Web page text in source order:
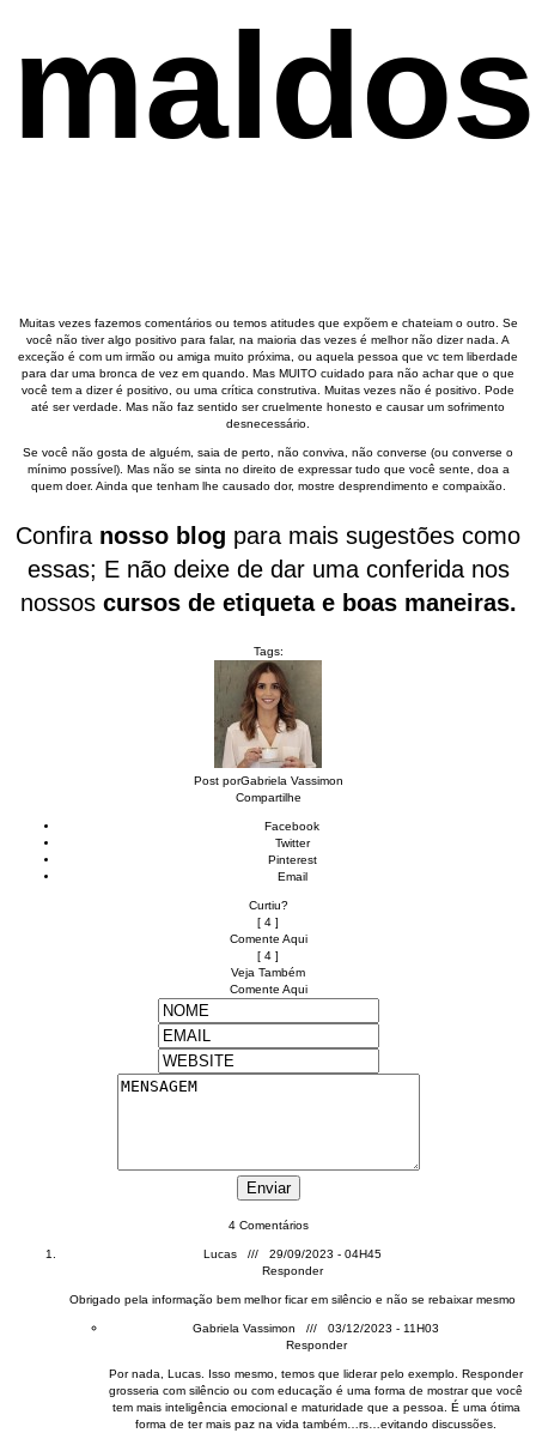
Muitas vezes fazemos comentários ou temos atitudes que expõem e chateiam o outro. Se
você não tiver algo positivo para falar, na maioria das vezes é melhor não dizer nada. A
exceção é com um irmão ou amiga muito próxima, ou aquela pessoa que vc tem liberdade
para dar uma bronca de vez em quando. Mas MUITO cuidado para não achar que o que
você tem a dizer é positivo, ou uma crítica construtiva. Muitas vezes não é positivo. Pode
até ser verdade. Mas não faz sentido ser cruelmente honesto e causar um sofrimento
desnecessário.
Se você não gosta de alguém, saia de perto, não conviva, não converse (ou converse o
mínimo possível). Mas não se sinta no direito de expressar tudo que você sente, doa a
quem doer. Ainda que tenham lhe causado dor, mostre desprendimento e compaixão.
Confira nosso blog para mais sugestões como
essas; E não deixe de dar uma conferida nos
nossos cursos de etiqueta e boas maneiras.
Tags:
Post porGabriela Vassimon
Compartilhe
Facebook
Twitter
Pinterest
Email
Curtiu?
[ 4 ]
Comente Aqui
[ 4 ]
Veja Também
Comente Aqui
4 Comentários
Lucas/// 29/09/2023 - 04H45
Responder
Obrigado pela informação bem melhor ficar em silêncio e não se rebaixar mesmo
Gabriela Vassimon /// 03/12/2023 - 11H03
Responder
Por nada, Lucas. Isso mesmo, temos que liderar pelo exemplo. Responder
grosseria com silêncio ou com educação é uma forma de mostrar que você
tem mais inteligência emocional e maturidade que a pessoa. É uma ótima
forma de ter mais paz na vida também…rs…evitando discussões.